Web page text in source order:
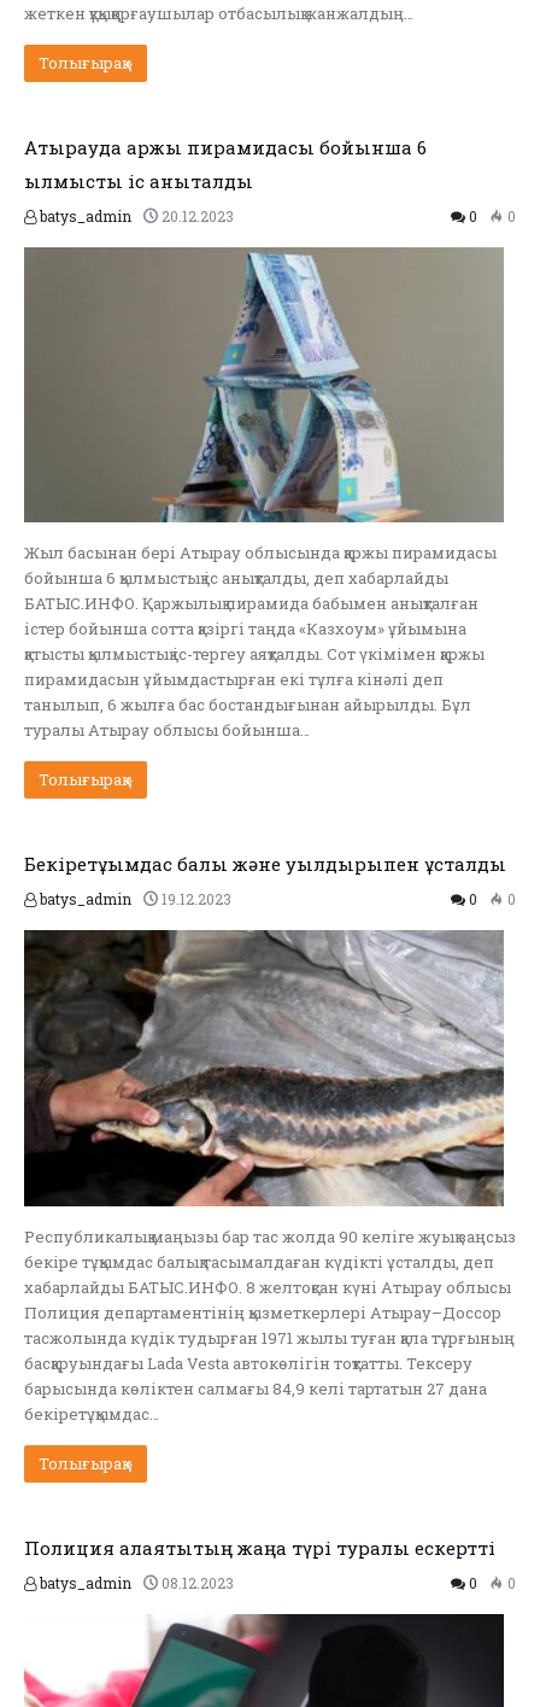
жеткен құқыққорғаушылар отбасылық жанжалдың…
Толығырақ »
Атырауда қаржы пирамидасы бойынша 6
қылмыстық іс анықталды
batys_admin 20.12.2023 0 0
Жыл басынан бері Атырау облысында қаржы пирамидасы
бойынша 6 қылмыстық іс анықталды, деп хабарлайды
БАТЫС.ИНФО. Қаржылық пирамида бабымен анықталған
істер бойынша сотта қазіргі таңда «Казхоум» ұйымына
қатысты қылмыстық іс-тергеу аяқталды. Сот үкімімен қаржы
пирамидасын ұйымдастырған екі тұлға кінәлі деп
танылып, 6 жылға бас бостандығынан айырылды. Бұл
туралы Атырау облысы бойынша…
Толығырақ »
Бекіретұқымдас балық және уылдырықпен ұсталды
batys_admin 19.12.2023 0 0
Республикалық маңызы бар тас жолда 90 келіге жуық заңсыз
бекіре тұқымдас балық тасымалдаған күдікті ұсталды, деп
хабарлайды БАТЫС.ИНФО. 8 желтоқсан күні Атырау облысы
Полиция департаментінің қызметкерлері Атырау–Доссор
тасжолында күдік тудырған 1971 жылы туған қала тұрғының
басқаруындағы Lada Vesta автокөлігін тоқтатты. Тексеру
барысында көліктен салмағы 84,9 келі тартатын 27 дана
бекіретұқымдас…
Толығырақ »
Полиция алаяқтықтың жаңа түрі туралы ескертті
batys_admin 08.12.2023 0 0